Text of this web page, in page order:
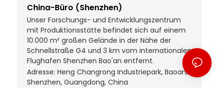
China-Büro (Shenzhen)
Unser Forschungs- und Entwicklungszentrum
mit Produktionsstätte befindet sich auf einem
10.000 m² großen Gelände in der Nähe der
Schnellstraße G4 und 3 km vom internationalen
Flughafen Shenzhen Bao'an entfernt.
Adresse: Heng Changrong Industriepark, Baoan,
Shenzhen, Guangdong, China